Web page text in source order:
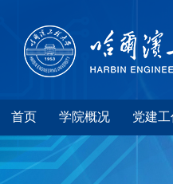
首页 学院概况 党建